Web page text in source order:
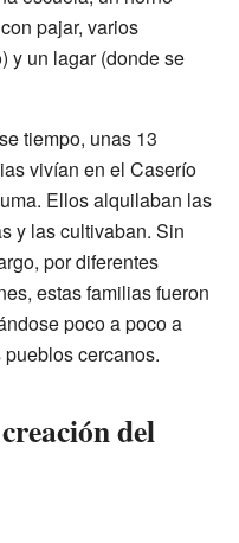
pajar, varios
y un lagar (donde se
tiempo, unas 13
vivían en el Caserío
Ellos alquilaban las
y las cultivaban. Sin
por diferentes
estas familias fueron
poco a poco a
pueblos cercanos.
del